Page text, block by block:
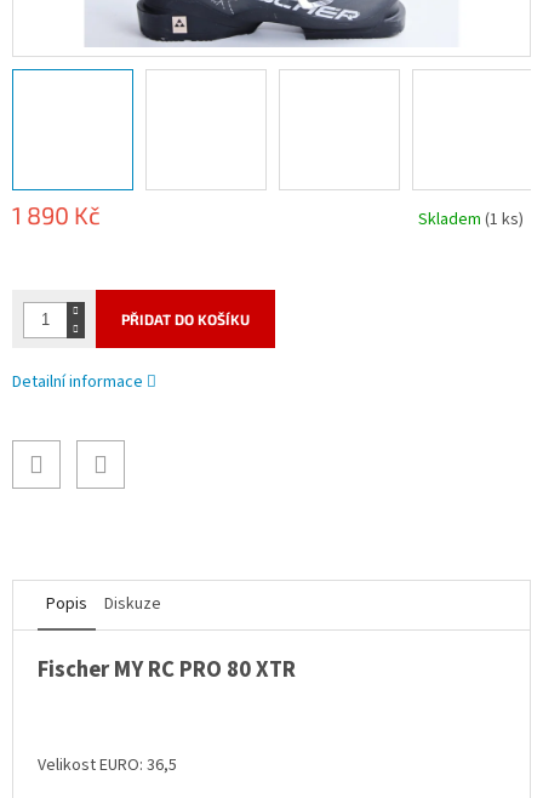
1 890 Kč Skladem(1 ks)
PŘIDAT DO KOŠÍKU
Detailní informace
Popis Diskuze
Fischer MY RC PRO 80 XTR
Velikost EURO: 36,5